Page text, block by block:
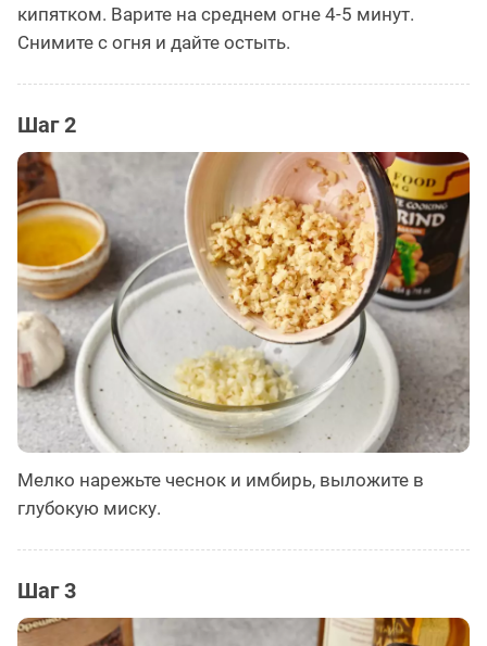
кипятком. Варите на среднем огне 4-5 минут.
Снимите с огня и дайте остыть.
Шаг 2
Мелко нарежьте чеснок и имбирь, выложите в
глубокую миску.
Шаг 3